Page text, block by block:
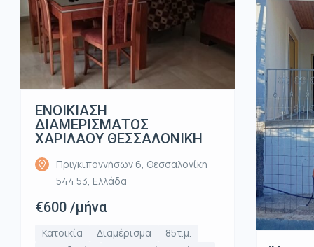
ΕΝΟΙΚΙΑΣΗ
ΔΙΑΜΕΡΙΣΜΑΤΟΣ
ΧΑΡΙΛΑΟΥ ΘΕΣΣΑΛΟΝΙΚΗ
Πριγκιποννήσων 6, Θεσσαλονίκη
544 53, Ελλάδα
€600 /μήνα
Κατοικία Διαμέρισμα
85τ.μ.